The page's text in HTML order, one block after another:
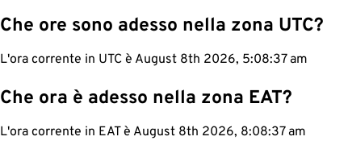
Che ore sono adesso nella zona UTC?
L'ora corrente in UTC è August 8th 2026, 5:08:38 am
Che ora è adesso nella zona EAT?
L'ora corrente in EAT è August 8th 2026, 8:08:38 am